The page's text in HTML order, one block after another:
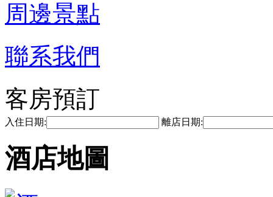
周邊景點
聯系我們
客房預訂
入住日期: 離店日期:
酒店地圖